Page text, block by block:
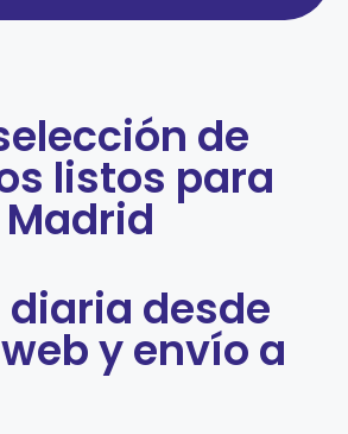
de
listos para
desde
y envío a